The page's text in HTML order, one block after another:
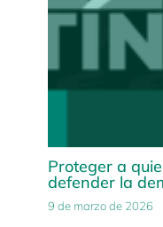
Proteger a
defender la
9 de marzo de 2026